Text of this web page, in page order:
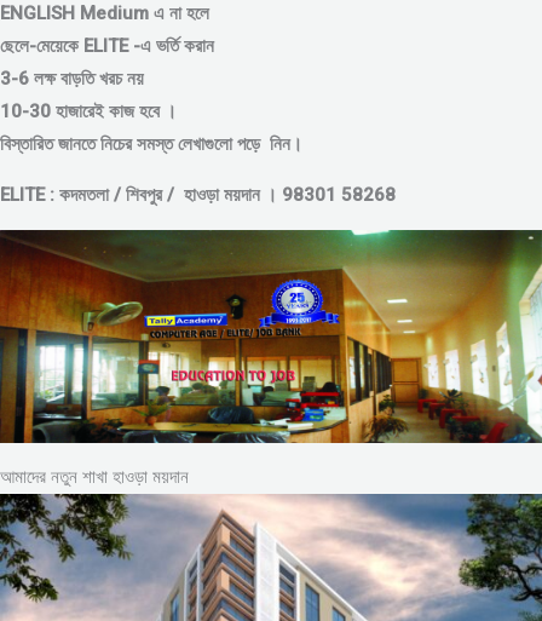
ENGLISH Medium এ না হলে
ছেলে-মেয়েকে ELITE -এ ভর্তি করান
3-6 লক্ষ বাড়তি খরচ নয়
10-30 হাজারেই কাজ হবে ।
বিস্তারিত জানতে নিচের সমস্ত লেখাগুলো পড়ে নিন।
ELITE : কদমতলা / শিবপুর / হাওড়া ময়দান । 98301 58268
আমাদের নতুন শাখা হাওড়া ময়দান